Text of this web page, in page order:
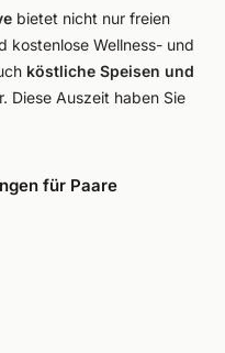
bietet nicht nur freien
kostenlose Wellness- und
köstliche Speisen und
Diese Auszeit haben Sie
für Paare